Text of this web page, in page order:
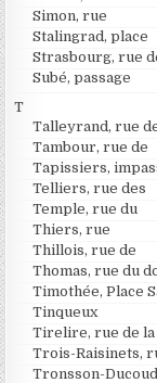
Simon, rue
Stalingrad, place
Strasbourg, rue
Subé, passage
T
Talleyrand, rue
Tambour, rue de
Tapissiers,
Telliers, rue des
Temple, rue du
Thiers, rue
Thillois, rue de
Thomas, rue du
Timothée, Place
Tinqueux
Tirelire, rue de la
Trois-Raisinets,
Tronsson-